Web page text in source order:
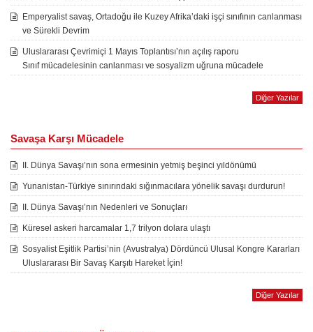
Emperyalist savaş, Ortadoğu ile Kuzey Afrika’daki işçi sınıfının canlanması
ve Sürekli Devrim
Uluslararası Çevrimiçi 1 Mayıs Toplantısı’nın açılış raporu
Sınıf mücadelesinin canlanması ve sosyalizm uğruna mücadele
Diğer Yazılar
Savaşa Karşı Mücadele
II. Dünya Savaşı’nın sona ermesinin yetmiş beşinci yıldönümü
Yunanistan-Türkiye sınırındaki sığınmacılara yönelik savaşı durdurun!
II. Dünya Savaşı’nın Nedenleri ve Sonuçları
Küresel askeri harcamalar 1,7 trilyon dolara ulaştı
Sosyalist Eşitlik Partisi’nin (Avustralya) Dördüncü Ulusal Kongre Kararları
Uluslararası Bir Savaş Karşıtı Hareket İçin!
Diğer Yazılar